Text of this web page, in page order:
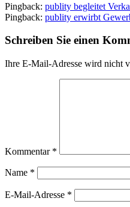
Pingback: publity begleitet
Pingback: publity erwirbt
Schreiben Sie einen
Ihre E-Mail-Adresse wird nicht
Kommentar *
Name *
E-Mail-Adresse *